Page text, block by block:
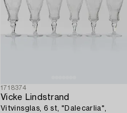
1718374
Vicke Lindstrand
Vitvinsglas, 6 st, "Dalecarlia",